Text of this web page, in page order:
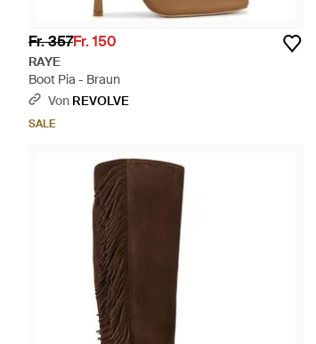
Fr. 357Fr. 150
RAYE
Boot Pia - Braun
Von REVOLVE
SALE